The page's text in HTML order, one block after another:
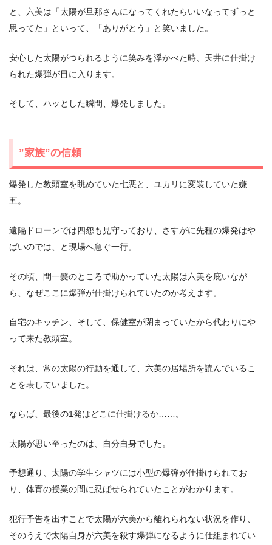
と、六美は「太陽が旦那さんになってくれたらいいなってずっと
思ってた」といって、「ありがとう」と笑いました。
安心した太陽がつられるように笑みを浮かべた時、天井に仕掛け
られた爆弾が目に入ります。
そして、ハッとした瞬間、爆発しました。
”家族”の信頼
爆発した教頭室を眺めていた七悪と、ユカリに変装していた嫌
五。
遠隔ドローンでは四怨も見守っており、さすがに先程の爆発はや
ばいのでは、と現場へ急ぐ一行。
その頃、間一髪のところで助かっていた太陽は六美を庇いなが
ら、なぜここに爆弾が仕掛けられていたのか考えます。
自宅のキッチン、そして、保健室が閉まっていたから代わりにや
って来た教頭室。
それは、常の太陽の行動を通して、六美の居場所を読んでいるこ
とを表していました。
ならば、最後の1発はどこに仕掛けるか……。
太陽が思い至ったのは、自分自身でした。
予想通り、太陽の学生シャツには小型の爆弾が仕掛けられてお
り、体育の授業の間に忍ばせられていたことがわかります。
犯行予告を出すことで太陽が六美から離れられない状況を作り、
そのうえで太陽自身が六美を殺す爆弾になるように仕組まれてい